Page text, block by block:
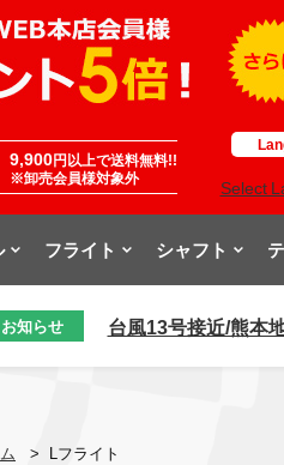
9,900円以上で送料無料!!
※卸売会員様対象外
Select
フライト シャフト
お知らせ 台風13号接近/熊本
> Lフライト